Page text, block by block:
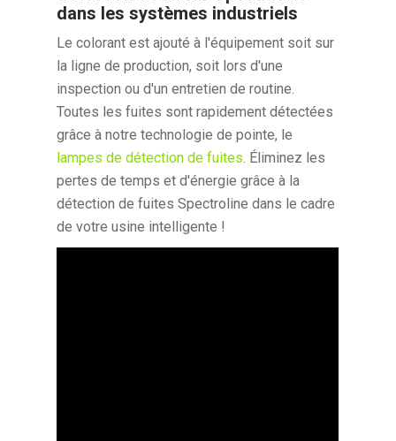
dans les systèmes industriels
Le colorant est ajouté à l'équipement soit sur
la ligne de production, soit lors d'une
inspection ou d'un entretien de routine.
Toutes les fuites sont rapidement détectées
grâce à notre technologie de pointe, le
lampes de détection de fuites. Éliminez les
pertes de temps et d'énergie grâce à la
détection de fuites Spectroline dans le cadre
de votre usine intelligente !